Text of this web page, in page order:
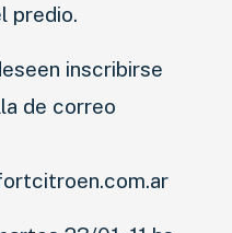
predio.
inscribirse
de correo